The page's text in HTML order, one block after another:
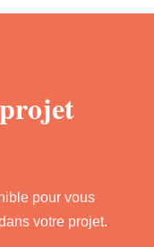
pour vous
votre projet.